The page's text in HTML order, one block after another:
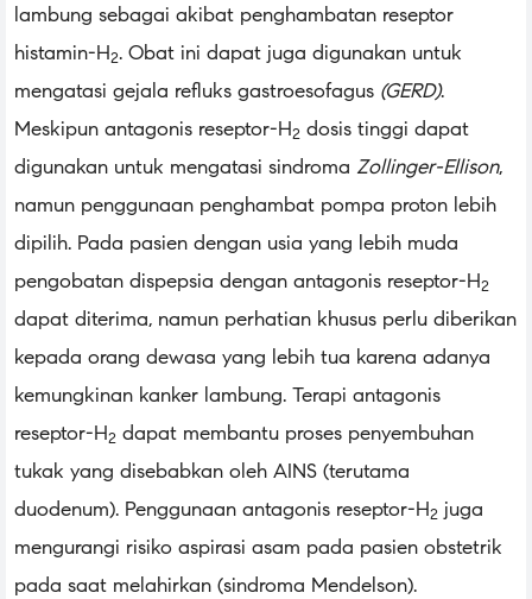
lambung sebagai akibat penghambatan reseptor
histamin-H2. Obat ini dapat juga digunakan untuk
mengatasi gejala refluks gastroesofagus (GERD).
Meskipun antagonis reseptor-H2 dosis tinggi dapat
digunakan untuk mengatasi sindroma Zollinger-Ellison,
namun penggunaan penghambat pompa proton lebih
dipilih. Pada pasien dengan usia yang lebih muda
pengobatan dispepsia dengan antagonis reseptor-H2
dapat diterima, namun perhatian khusus perlu diberikan
kepada orang dewasa yang lebih tua karena adanya
kemungkinan kanker lambung. Terapi antagonis
reseptor-H2 dapat membantu proses penyembuhan
tukak yang disebabkan oleh AINS (terutama
duodenum). Penggunaan antagonis reseptor-H2 juga
mengurangi risiko aspirasi asam pada pasien obstetrik
pada saat melahirkan (sindroma Mendelson).